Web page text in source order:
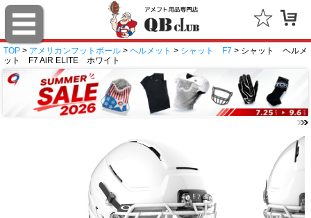
TOP > アメリカンフットボール > ヘルメット > シャット F7 > シャット ヘルメ
ット F7 AiR ELITE ホワイト